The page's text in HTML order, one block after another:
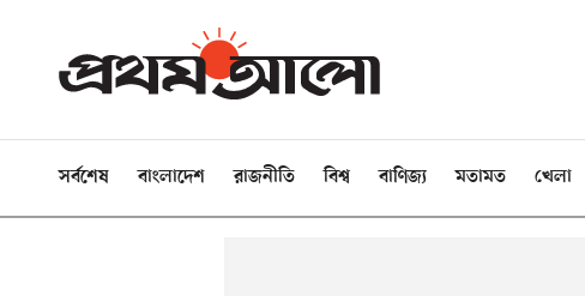
সর্বশেষ বাংলাদেশ রাজনীতি বিশ্ব বাণিজ্য মতামত খেলা